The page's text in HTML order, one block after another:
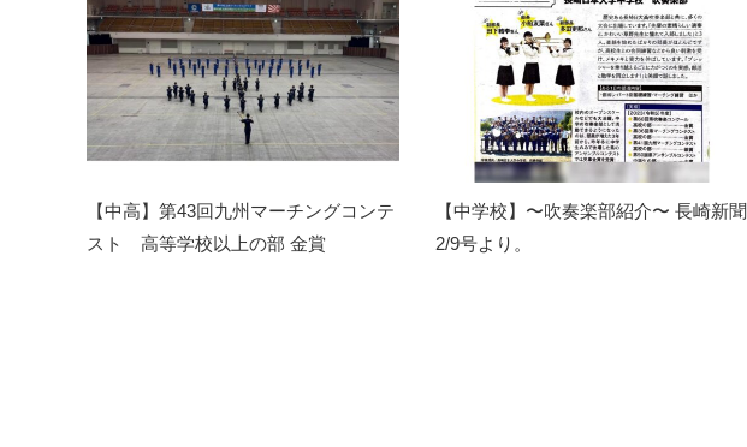
【中高】第43回九州マーチングコンテ
スト 高等学校以上の部 金賞
【中学校】〜吹奏楽部紹介〜 長崎新聞
2/9号より。